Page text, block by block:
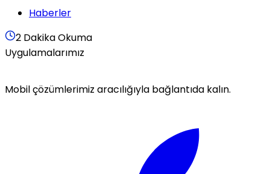
Haberler
2 Dakika Okuma
Uygulamalarımız
Mobil çözümlerimiz aracılığıyla bağlantıda kalın.